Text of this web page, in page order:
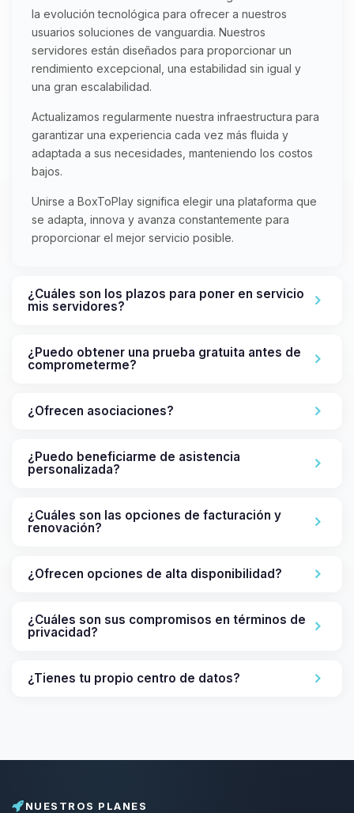
la evolución tecnológica para ofrecer a nuestros
usuarios soluciones de vanguardia. Nuestros
servidores están diseñados para proporcionar un
rendimiento excepcional, una estabilidad sin igual y
una gran escalabilidad.
Actualizamos regularmente nuestra infraestructura para
garantizar una experiencia cada vez más fluida y
adaptada a sus necesidades, manteniendo los costos
bajos.
Unirse a BoxToPlay significa elegir una plataforma que
se adapta, innova y avanza constantemente para
proporcionar el mejor servicio posible.
¿Cuáles son los plazos para poner en servicio
mis servidores?
¿Puedo obtener una prueba gratuita antes de
comprometerme?
¿Ofrecen asociaciones?
¿Puedo beneficiarme de asistencia
personalizada?
¿Cuáles son las opciones de facturación y
renovación?
¿Ofrecen opciones de alta disponibilidad?
¿Cuáles son sus compromisos en términos de
privacidad?
¿Tienes tu propio centro de datos?
NUESTROS PLANES